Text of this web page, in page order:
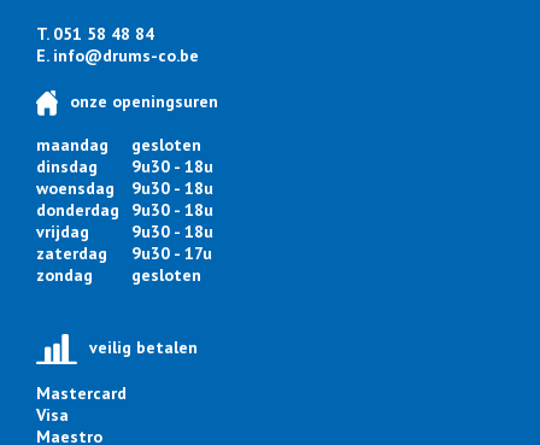
T. 051 58 48 84
E. info@drums-co.be
onze openingsuren
maandag
gesloten
dinsdag
9u30 - 18u
woensdag
9u30 - 18u
donderdag
9u30 - 18u
vrijdag
9u30 - 18u
zaterdag
9u30 - 17u
zondag
gesloten
veilig betalen
Mastercard
Visa
Maestro